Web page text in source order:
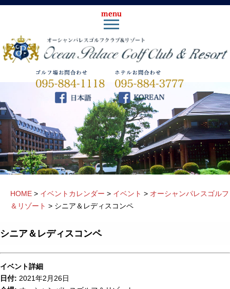
HOME > イベントカレンダー > イベント > オーシャンパレスゴルフ
＆リゾート > シニア＆レディスコンペ
シニア＆レディスコンペ
イベント詳細
日付: 2021年2月26日